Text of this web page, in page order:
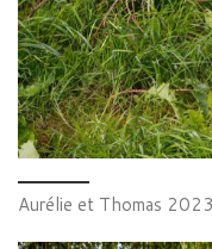
Aurélie et Thomas 2023